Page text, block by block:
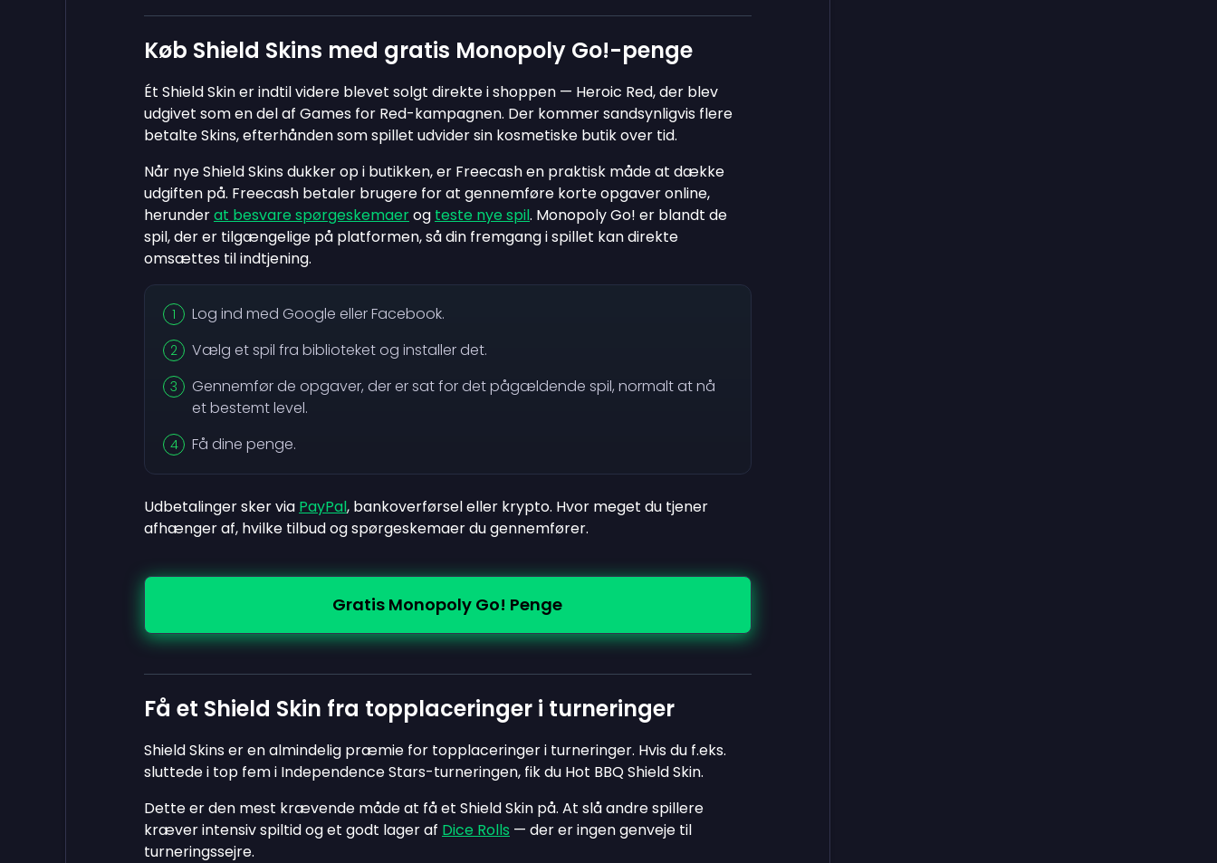
Køb Shield Skins med gratis Monopoly Go!-penge
Ét Shield Skin er indtil videre blevet solgt direkte i shoppen — Heroic Red, der blev
udgivet som en del af Games for Red-kampagnen. Der kommer sandsynligvis flere
betalte Skins, efterhånden som spillet udvider sin kosmetiske butik over tid.
Når nye Shield Skins dukker op i butikken, er Freecash en praktisk måde at dække
udgiften på. Freecash betaler brugere for at gennemføre korte opgaver online,
herunderat besvare spørgeskemaerog teste nye spil. Monopoly Go! er blandt de
spil, der er tilgængelige på platformen, så din fremgang i spillet kan direkte
omsættes til indtjening.
Log ind med Google eller Facebook.
Vælg et spil fra biblioteket og installer det.
Gennemfør de opgaver, der er sat for det pågældende spil, normalt at nå
et bestemt level.
Få dine penge.
Udbetalinger sker via PayPal, bankoverførsel eller krypto. Hvor meget du tjener
afhænger af, hvilke tilbud og spørgeskemaer du gennemfører.
Gratis Monopoly Go! Penge
Få et Shield Skin fra topplaceringer i turneringer
Shield Skins er en almindelig præmie for topplaceringer i turneringer. Hvis du f.eks.
sluttede i top fem i Independence Stars-turneringen, fik du Hot BBQ Shield Skin.
Dette er den mest krævende måde at få et Shield Skin på. At slå andre spillere
kræver intensiv spiltid og et godt lager af Dice Rolls — der er ingen genveje til
turneringssejre.